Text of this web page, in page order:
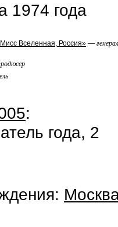
1974 года
Вселенная, Россия» —
:
года, 2